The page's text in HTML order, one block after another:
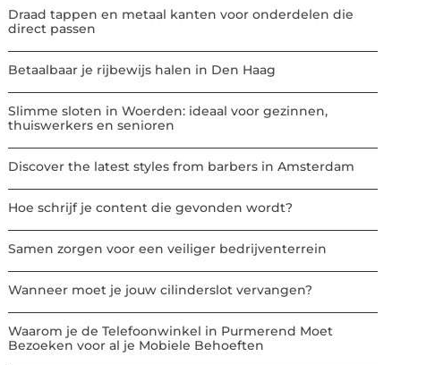
Draad tappen en metaal kanten voor onderdelen die
direct passen
Betaalbaar je rijbewijs halen in Den Haag
Slimme sloten in Woerden: ideaal voor gezinnen,
thuiswerkers en senioren
Discover the latest styles from barbers in Amsterdam
Hoe schrijf je content die gevonden wordt?
Samen zorgen voor een veiliger bedrijventerrein
Wanneer moet je jouw cilinderslot vervangen?
Waarom je de Telefoonwinkel in Purmerend Moet
Bezoeken voor al je Mobiele Behoeften